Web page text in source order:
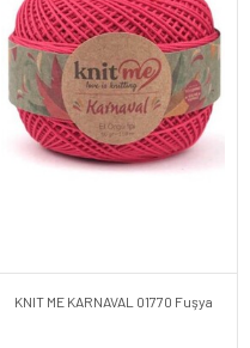
KNIT ME KARNAVAL 01770 Fuşya